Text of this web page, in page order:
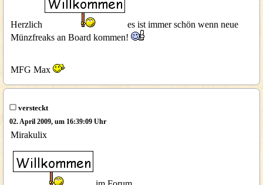
Herzlich
es ist immer schön wenn neue
Münzfreaks an Board kommen!
MFG Max
versteckt
02. April 2009, um 16:39:09 Uhr
Mirakulix